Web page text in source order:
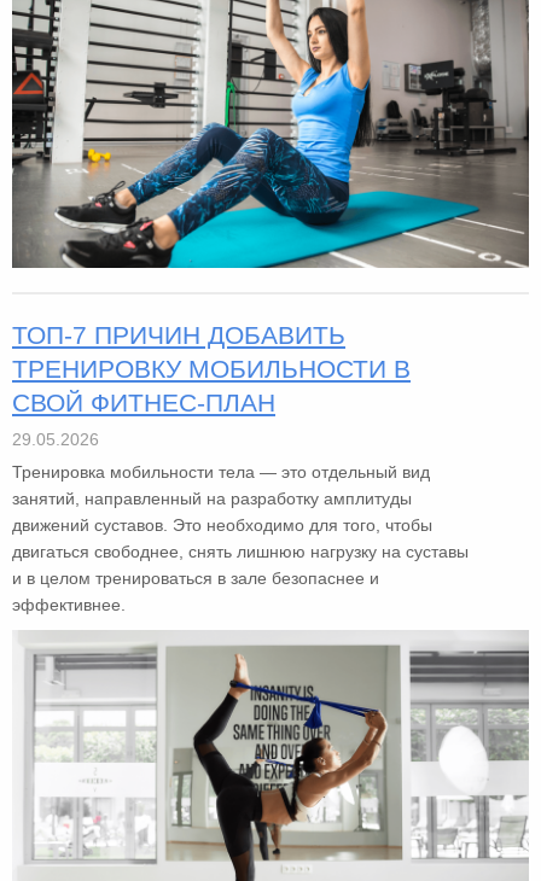
ТОП-7 ПРИЧИН ДОБАВИТЬ
ТРЕНИРОВКУ МОБИЛЬНОСТИ В
СВОЙ ФИТНЕС-ПЛАН
29.05.2026
Тренировка мобильности тела — это отдельный вид
занятий, направленный на разработку амплитуды
движений суставов. Это необходимо для того, чтобы
двигаться свободнее, снять лишнюю нагрузку на суставы
и в целом тренироваться в зале безопаснее и
эффективнее.